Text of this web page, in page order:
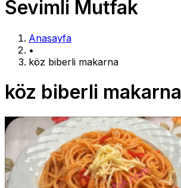
Sevimli Mutfak
Anasayfa
•
köz biberli makarna
köz biberli makarna